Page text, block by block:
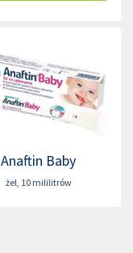
Anaftin Baby
żel, 10 mililitrów